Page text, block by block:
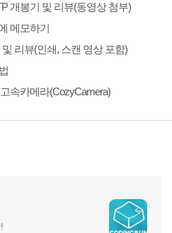
개봉기 및 리뷰(동영상 첨부)
메모하기
리뷰(인쇄, 스캔 영상 포함)
속카메라(CozyCamera)